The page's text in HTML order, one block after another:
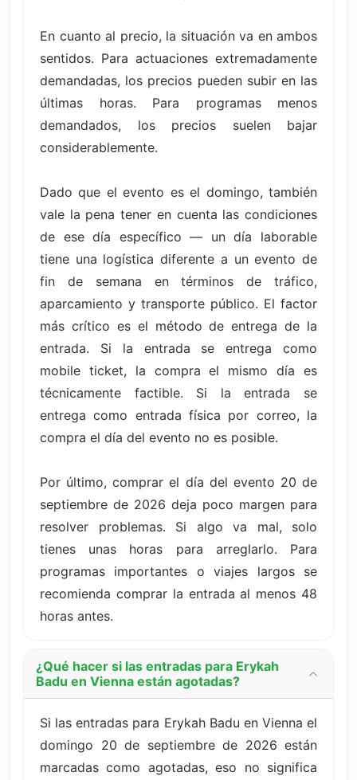
En cuanto al precio, la situación va en ambos
sentidos. Para actuaciones extremadamente
demandadas, los precios pueden subir en las
últimas horas. Para programas menos
demandados, los precios suelen bajar
considerablemente.
Dado que el evento es el domingo, también
vale la pena tener en cuenta las condiciones
de ese día específico — un día laborable
tiene una logística diferente a un evento de
fin de semana en términos de tráfico,
aparcamiento y transporte público. El factor
más crítico es el método de entrega de la
entrada. Si la entrada se entrega como
mobile ticket, la compra el mismo día es
técnicamente factible. Si la entrada se
entrega como entrada física por correo, la
compra el día del evento no es posible.
Por último, comprar el día del evento 20 de
septiembre de 2026 deja poco margen para
resolver problemas. Si algo va mal, solo
tienes unas horas para arreglarlo. Para
programas importantes o viajes largos se
recomienda comprar la entrada al menos 48
horas antes.
¿Qué hacer si las entradas para Erykah
Badu en Vienna están agotadas?
Si las entradas para Erykah Badu en Vienna el
domingo 20 de septiembre de 2026 están
marcadas como agotadas, eso no significa